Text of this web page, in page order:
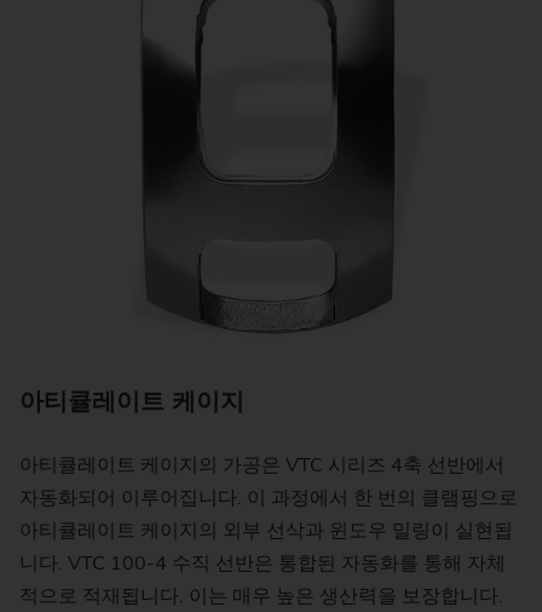
아티큘레이트 케이지
아티큘레이트 케이지의 가공은 VTC 시리즈 4축 선반에서
자동화되어 이루어집니다. 이 과정에서 한 번의 클램핑으로
아티큘레이트 케이지의 외부 선삭과 윈도우 밀링이 실현됩
니다. VTC 100-4 수직 선반은 통합된 자동화를 통해 자체
적으로 적재됩니다. 이는 매우 높은 생산력을 보장합니다.